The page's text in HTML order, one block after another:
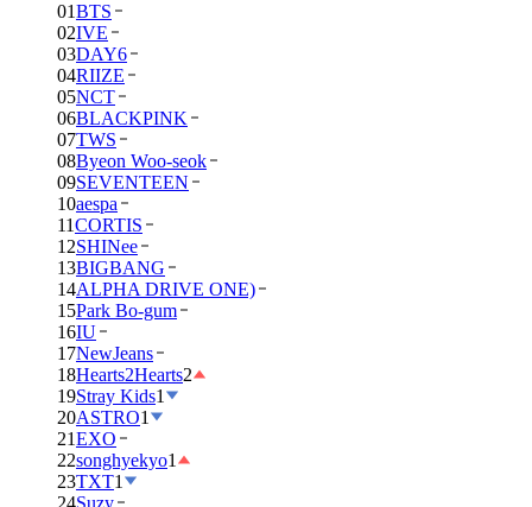
01BTS
02IVE
03DAY6
04RIIZE
05NCT
06BLACKPINK
07TWS
08Byeon Woo-seok
09SEVENTEEN
10aespa
11CORTIS
12SHINee
13BIGBANG
14ALPHA DRIVE ONE)
15Park Bo-gum
16IU
17NewJeans
18Hearts2Hearts2
19Stray Kids1
20ASTRO1
21EXO
22songhyekyo1
23TXT1
24Suzy